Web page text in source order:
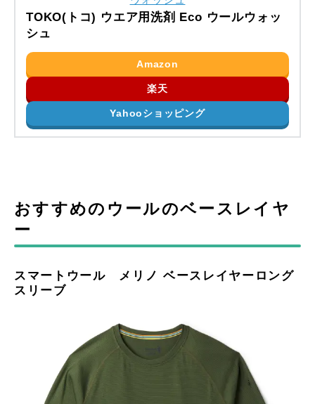
TOKO(トコ) ウエア用洗剤 Eco ウールウォッ
シュ
Amazon
楽天
Yahooショッピング
おすすめのウールのベースレイヤ
ー
スマートウール メリノ ベースレイヤーロング
スリーブ